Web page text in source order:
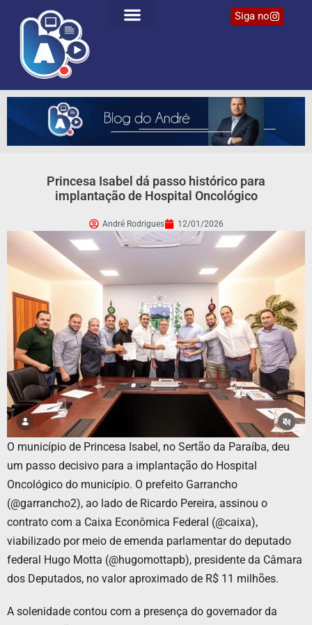
Siga no
Princesa Isabel dá passo histórico para
implantação de Hospital Oncológico
André Rodrigues 12/01/2026
O município de Princesa Isabel, no Sertão da Paraíba, deu
um passo decisivo para a implantação do Hospital
Oncológico do município. O prefeito Garrancho
(@garrancho2), ao lado de Ricardo Pereira, assinou o
contrato com a Caixa Econômica Federal (@caixa),
viabilizado por meio de emenda parlamentar do deputado
federal Hugo Motta (@hugomottapb), presidente da Câmara
dos Deputados, no valor aproximado de R$ 11 milhões.
A solenidade contou com a presença do governador da